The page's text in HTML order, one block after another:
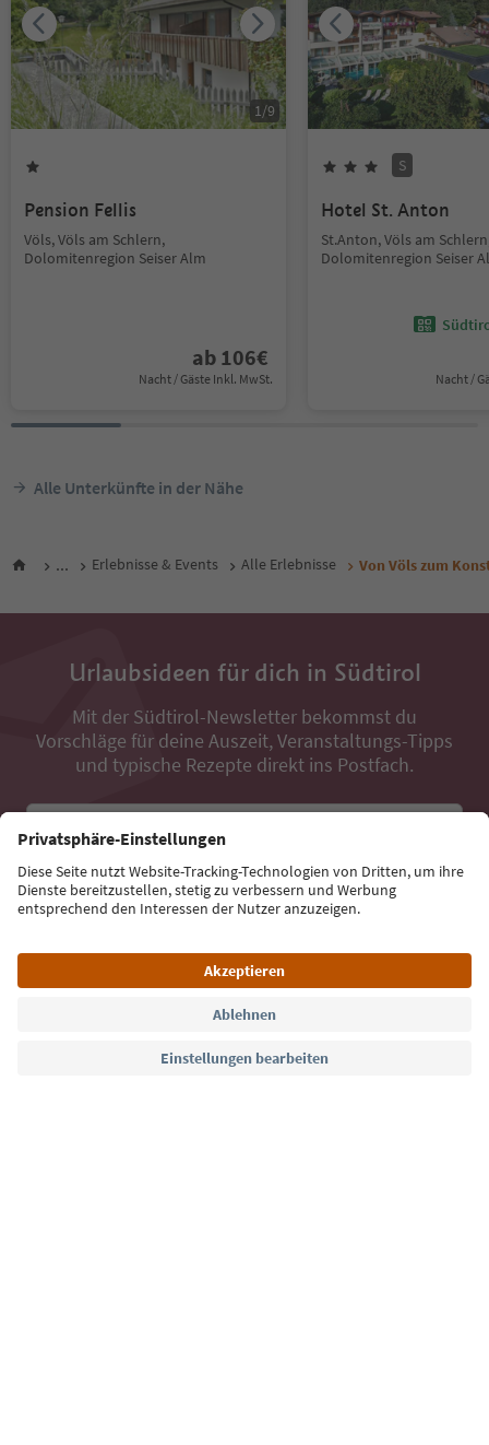
1/9
Pension Fellis
Völs, Völs am Schlern,
Dolomitenregion Seiser Alm
ab 106€
Nacht / Gäste Inkl. MwSt.
S
Hotel St. Anton
St.Anton, Völs am
Dolomitenregion Seiser
Nacht /
Alle Unterkünfte in der Nähe
... Erlebnisse & Events Alle Erlebnisse Von Völs zum
Urlaubsideen für dich in Südtirol
Mit der Südtirol-Newsletter bekommst du
Vorschläge für deine Auszeit, Veranstaltungs-Tipps
und typische Rezepte direkt ins Postfach.
E-Mail Adresse
Jetzt anmelden